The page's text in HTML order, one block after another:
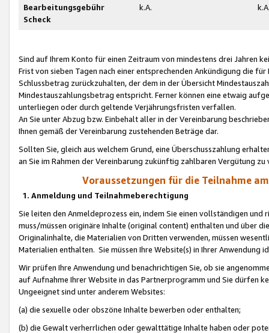
Bearbeitungsgebühr
Scheck
k.A.
Sind auf Ihrem Konto für einen Zeitraum von mindestens drei Jahren
Frist von sieben Tagen nach einer entsprechenden Ankündigung die
Schlussbetrag zurückzuhalten, der dem in der Übersicht
Mindestauszahlungsbetrag entspricht. Ferner können eine etwaig
unterliegen oder durch geltende Verjährungsfristen verfallen.
An Sie unter Abzug bzw. Einbehalt aller in der Vereinbarung
Ihnen gemäß der Vereinbarung zustehenden Beträge dar.
Sollten Sie, gleich aus welchem Grund, eine Überschusszahlung
an Sie im Rahmen der Vereinbarung zukünftig zahlbaren Vergütung zu
Voraussetzungen für die Teilnahme
1. Anmeldung und Teilnahmeberechtigung
Sie leiten den Anmeldeprozess ein, indem Sie einen vollständigen
muss/müssen originäre Inhalte (original content) enthalten und über
Originalinhalte, die Materialien von Dritten verwenden, müssen
Materialien enthalten. Sie müssen Ihre Website(s) in Ihrer Anwendung
Wir prüfen Ihre Anwendung und benachrichtigen Sie, ob sie
auf Aufnahme Ihrer Website in das Partnerprogramm und Sie dürfen
Ungeeignet sind unter anderem Websites:
(a) die sexuelle oder obszöne Inhalte bewerben oder enthalten;
(b) die Gewalt verherrlichen oder gewalttätige Inhalte haben oder